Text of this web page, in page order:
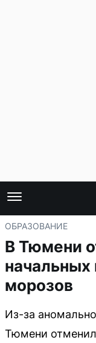
ОБРАЗОВАНИЕ
В Тюмени
начальных
морозов
Из-за
Тюмени